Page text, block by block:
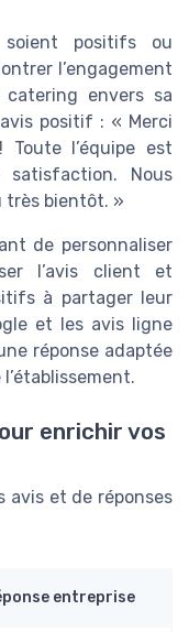
soient positifs ou
l’engagement
envers sa
positif : « Merci
l’équipe est
Nous
très bientôt. »
de personnaliser
l’avis client et
à partager leur
et les avis ligne
réponse adaptée
enrichir vos
avis et de réponses
entreprise